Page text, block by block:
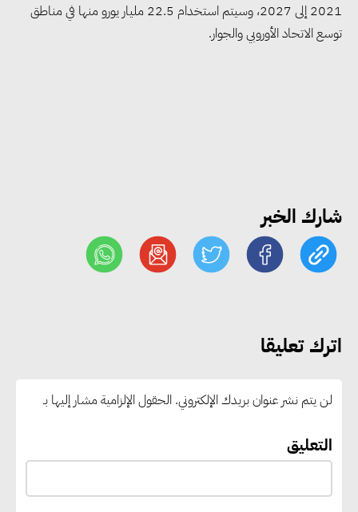
2021 إلى 2027، وسيتم استخدام 22.5 مليار يورو منها في مناطق
توسع الاتحاد الأوروبي والجوار.
شارك الخبر
اترك تعليقا
لن يتم نشر عنوان بريدك الإلكتروني. الحقول الإلزامية مشار إليها بـ
التعليق
مجلس الوزراء: تراجع معدل
رغبات المرحلة الأولى.. والوزارة تدعو
الطلاب إلى سرعة التسجيل وعدم
يعمل على تطوير موقعه الإلكتروني